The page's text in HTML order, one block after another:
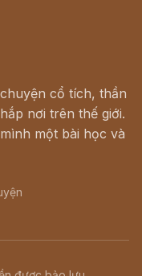
cổ tích, thần
nơi trên thế giới.
một bài học và